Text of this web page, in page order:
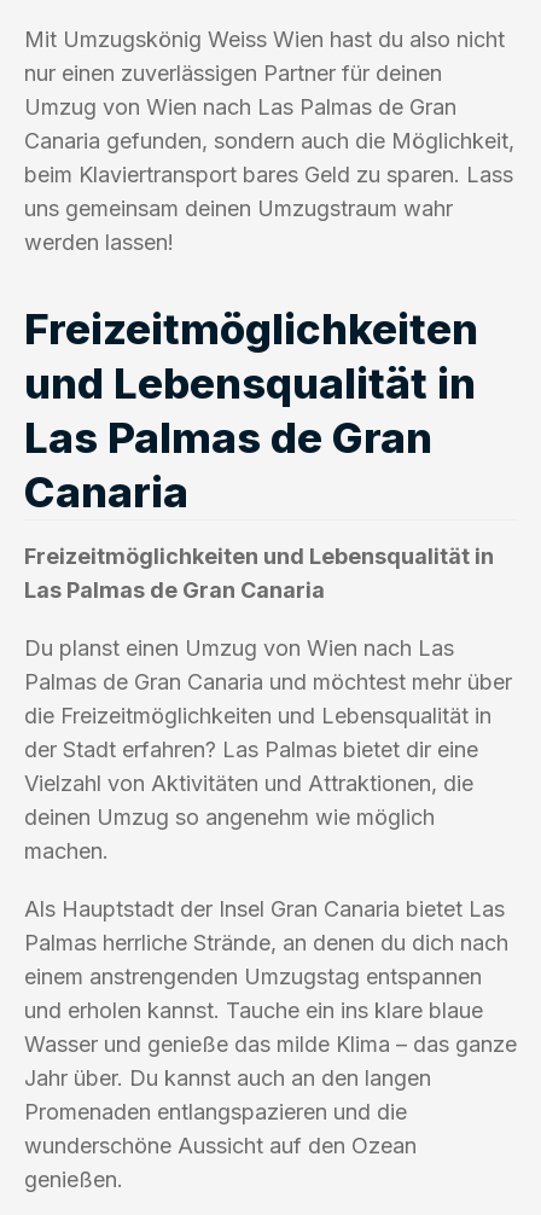
Mit Umzugskönig Weiss Wien hast du also nicht
nur einen zuverlässigen Partner für deinen
Umzug von Wien nach Las Palmas de Gran
Canaria gefunden, sondern auch die Möglichkeit,
beim Klaviertransport bares Geld zu sparen. Lass
uns gemeinsam deinen Umzugstraum wahr
werden lassen!
Freizeitmöglichkeiten
und Lebensqualität in
Las Palmas de Gran
Canaria
Freizeitmöglichkeiten und Lebensqualität in
Las Palmas de Gran Canaria
Du planst einen Umzug von Wien nach Las
Palmas de Gran Canaria und möchtest mehr über
die Freizeitmöglichkeiten und Lebensqualität in
der Stadt erfahren? Las Palmas bietet dir eine
Vielzahl von Aktivitäten und Attraktionen, die
deinen Umzug so angenehm wie möglich
machen.
Als Hauptstadt der Insel Gran Canaria bietet Las
Palmas herrliche Strände, an denen du dich nach
einem anstrengenden Umzugstag entspannen
und erholen kannst. Tauche ein ins klare blaue
Wasser und genieße das milde Klima – das ganze
Jahr über. Du kannst auch an den langen
Promenaden entlangspazieren und die
wunderschöne Aussicht auf den Ozean
genießen.